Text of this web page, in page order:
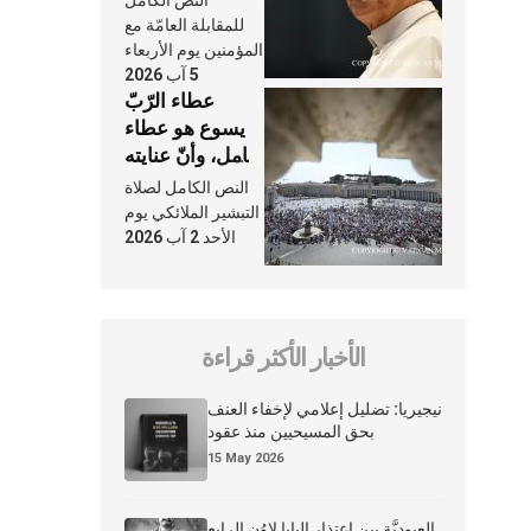
النَّفَس في حياة
الكنيسة
للمقابلة العامّة مع
المؤمنين يوم الأربعاء
5 آب 2026
عطاء الرّبّ
يسوع هو عطاء
شامل، وأنّ عنايته
بنا لا تغيب عنّا
أبدًا
النص الكامل لصلاة
التبشير الملائكي يوم
الأحد 2 آب 2026
الأخبار الأكثر قراءة
نيجيريا: تضليل إعلامي لإخفاء العنف
بحق المسيحيين منذ عقود
15 May 2026